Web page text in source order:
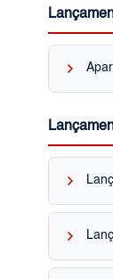
keyboard_arrow_right
keyboard_arrow_right
keyboard_arrow_right